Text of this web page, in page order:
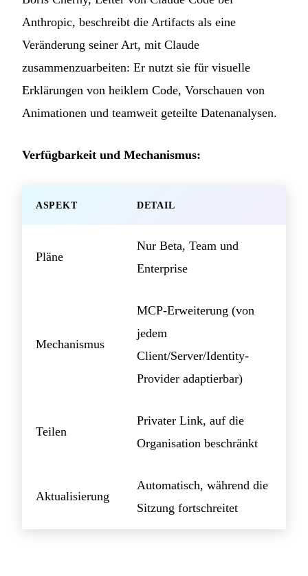
Anthropic, beschreibt die Artifacts als eine
Veränderung seiner Art, mit Claude
zusammenzuarbeiten: Er nutzt sie für visuelle
Erklärungen von heiklem Code, Vorschauen von
Animationen und teamweit geteilte Datenanalysen.
Verfügbarkeit und Mechanismus:
ASPEKT DETAIL
Pläne
Nur Beta, Team und
Enterprise
Mechanismus
MCP-Erweiterung (von
jedem
Client/Server/Identity-
Provider adaptierbar)
Teilen
Privater Link, auf die
Organisation beschränkt
Aktualisierung
Automatisch, während die
Sitzung fortschreitet